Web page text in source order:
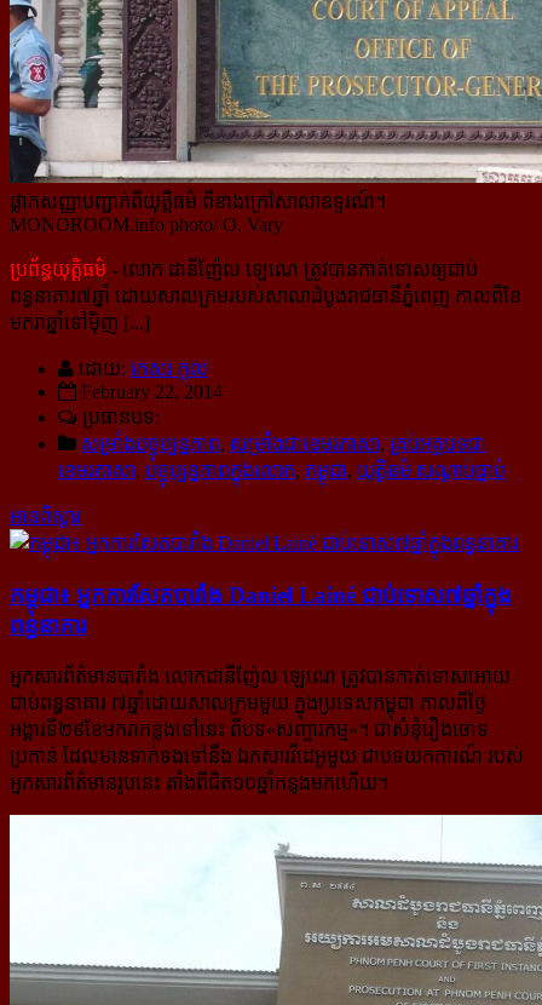
ផ្លាកសញ្ញាបញ្ជាក់ពីយុត្តិធម៌ ពីខាងក្រៅសាលាឧទ្ទរណ៍។
MONOROOM.info photo/ O. Vary
ប្រព័ន្ធយុត្តិធម៌ - លោក ដានីញ៉ែល ឡេណេ ត្រូវបានកាត់ទោសឲ្យជាប់
ពន្ធនាគារ៧ឆ្នាំ ដោយសាលក្រមរបស់​សាលាដំបូងរាជធានីភ្នំពេញ កាលពីខែ
មករាឆ្នាំទៅម៉ិញ [...]
ដោយ: កេសរ កូល
February 22, 2014
ប្រធានបទ:
សម្រាំងបច្ចុប្បន្នភាព, សម្រាំងជាខេមរភាសា, គ្រប់អត្ថបទជា
ខេមរភាសា, បច្ចុប្បន្នភាពក្នុងលោក, កម្ពុជា, យុត្តិធម៌ សណ្ដាប់ធ្នាប់
អានពិស្ដារ
កម្ពុជា៖ អ្នក​ការសែត​​បារាំង Daniel Lainé ជាប់​ទោស​៧ឆ្នាំ​ក្នុង​
ពន្ធនាគារ
អ្នកសារព័ត៌មានបារាំង លោកដានីញ៉ែល ឡេណេ ត្រូវបានកាត់ទោសអោយ
ជាប់ពន្ធនាគារ ៧ឆ្នាំដោយ​សាលក្រម​មួយ ក្នុងប្រទេសកម្ពុជា កាលពីថ្ងៃ
អង្គារទី២៩ខែមករាកន្លងទៅនេះ ពីបទ«សញ្ចារកម្ម»។ ជាសំនុំរឿងចោទ
ប្រកាន់ ដែលមាន​ទាក់ទងទៅនឹង ឯកសារវីដេអូមួយ ជាបទយកការណ៍ របស់
អ្នកសារព័ត៌មានរូបនេះ តាំងពីជិត១០ឆ្នាំ​កន្លង​មកហើយ។